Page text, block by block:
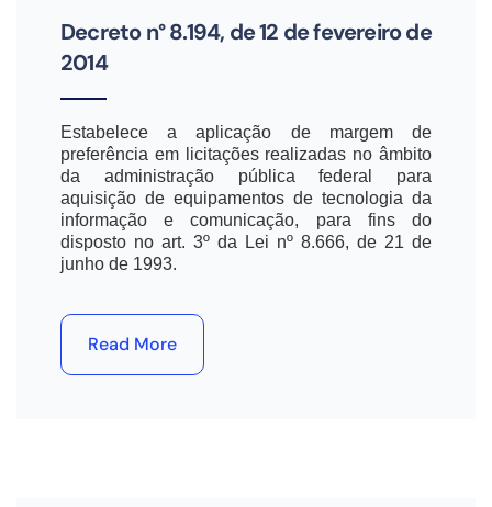
Decreto n° 8.194, de 12 de fevereiro de
2014
Estabelece a aplicação de margem de
preferência em licitações realizadas no âmbito
da administração pública federal para
aquisição de equipamentos de tecnologia da
informação e comunicação, para fins do
disposto no art. 3º da Lei nº 8.666, de 21 de
junho de 1993.
Read More